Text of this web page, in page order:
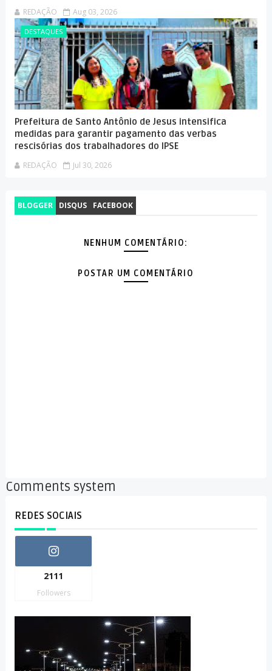
REDAÇÃO Aug 03, 2026
DESTAQUES
Prefeitura de Santo Antônio de Jesus intensifica
medidas para garantir pagamento das verbas
rescisórias dos trabalhadores do IPSE
REDAÇÃO Jul 30, 2026
BLOGGER DISQUS FACEBOOK
NENHUM COMENTÁRIO:
POSTAR UM COMENTÁRIO
Comments system
REDES SOCIAIS
2111
Followers